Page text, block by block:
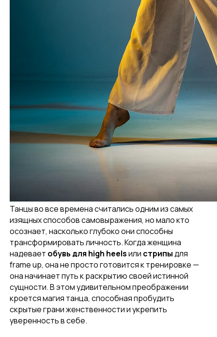
Танцы во все времена считались одним из самых
изящных способов самовыражения, но мало кто
осознает, насколько глубоко они способны
трансформировать личность. Когда женщина
надевает обувь для high heelsили стрипыдля
frame up, она не просто готовится к тренировке —
она начинает путь к раскрытию своей истинной
сущности. В этом удивительном преображении
кроется магия танца, способная пробудить
скрытые грани женственности и укрепить
уверенность в себе.